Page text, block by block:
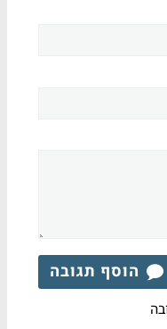
הוסף תגובה